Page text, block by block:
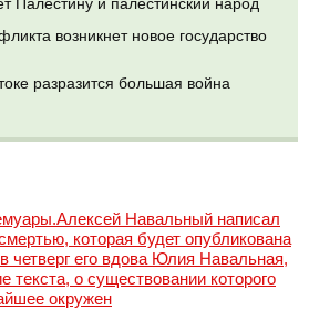
Палестину и палестинский народ
возникнет новое государство
разразится большая война
Навальный написал
которая будет опубликована
четверг его вдова Юлия Навальная,
текста, о существовании которого
окружен